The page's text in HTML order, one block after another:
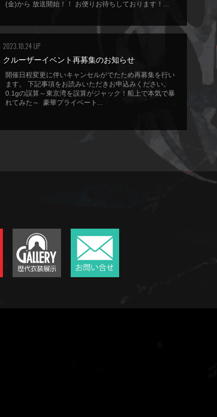
(金)から 放送開始！！ お便りお待ちしております！...
2023.10.24 UP
クルーザーイベント再募集のお知らせ
開催日程変更に伴いキャンセルがでたため再募集を行い
ます。 下記事項をお読みいただきお申込みください。
0.1gの誤算～東京湾を誤算がジャック！船上で本気で暴
れてみた～ 豪華プライベート...